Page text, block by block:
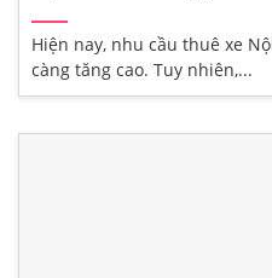
Hiện nay, nhu cầu thuê xe
càng tăng cao. Tuy nhiên,...